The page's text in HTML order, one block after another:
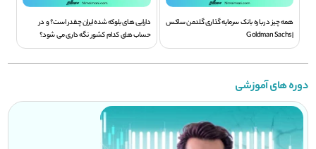
همه چیز درباره بانک سرمایه گذاری گلدمن ساکس
| Goldman Sachs
دارایی های بلوکه شده ایران چقدر است؟ و در
حساب های کدام کشور نگه داری می شود؟
دوره های آموزشی